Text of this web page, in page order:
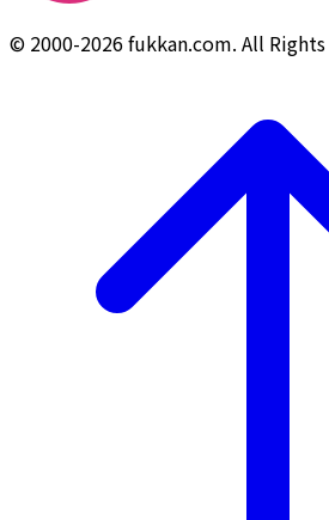
© 2000-2026 fukkan.com. All Rights